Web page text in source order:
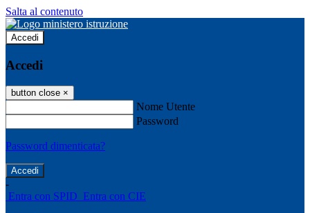
Salta al contenuto
Accedi
Accedi
button close ×
Nome Utente
Password
Password dimenticata?
-
Entra con SPID Entra con CIE